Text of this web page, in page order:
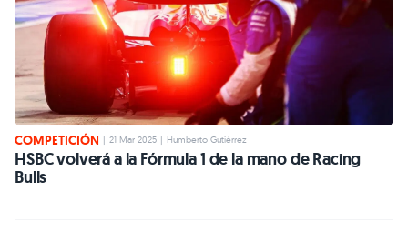
COMPETICIÓN 21 Mar 2025 Humberto Gutiérrez
HSBC volverá a la Fórmula 1 de la mano de Racing
Bulls